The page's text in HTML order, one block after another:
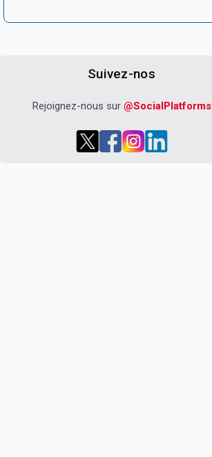
Suivez-nos
Rejoignez-nous sur @SocialPlatforms